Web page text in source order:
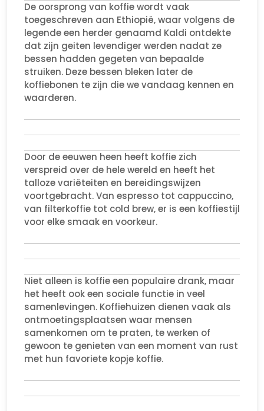
De oorsprong van koffie wordt vaak
toegeschreven aan Ethiopië, waar volgens de
legende een herder genaamd Kaldi ontdekte
dat zijn geiten levendiger werden nadat ze
bessen hadden gegeten van bepaalde
struiken. Deze bessen bleken later de
koffiebonen te zijn die we vandaag kennen en
waarderen.
Door de eeuwen heen heeft koffie zich
verspreid over de hele wereld en heeft het
talloze variëteiten en bereidingswijzen
voortgebracht. Van espresso tot cappuccino,
van filterkoffie tot cold brew, er is een koffiestijl
voor elke smaak en voorkeur.
Niet alleen is koffie een populaire drank, maar
het heeft ook een sociale functie in veel
samenlevingen. Koffiehuizen dienen vaak als
ontmoetingsplaatsen waar mensen
samenkomen om te praten, te werken of
gewoon te genieten van een moment van rust
met hun favoriete kopje koffie.